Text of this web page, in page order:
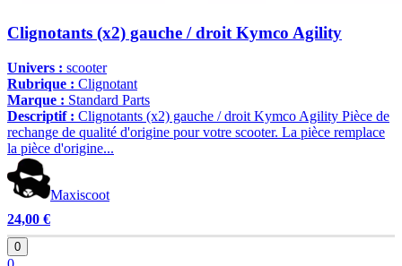
Clignotants (x2) gauche / droit Kymco Agility
Univers : scooter
Rubrique : Clignotant
Marque : Standard Parts
Descriptif : Clignotants (x2) gauche / droit Kymco Agility Pièce de
rechange de qualité d'origine pour votre scooter. La pièce remplace
la pièce d'origine...
Maxiscoot
24,00 €
0